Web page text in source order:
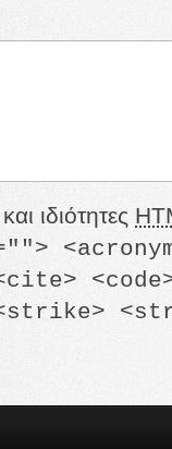
ιδιότητες